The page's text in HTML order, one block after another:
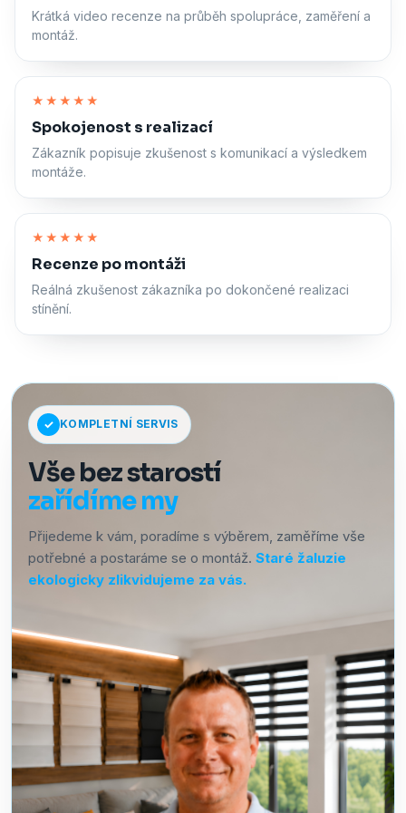
Krátká video recenze na průběh spolupráce, zaměření a
montáž.
★★★★★
Spokojenost s realizací
Zákazník popisuje zkušenost s komunikací a výsledkem
montáže.
★★★★★
Recenze po montáži
Reálná zkušenost zákazníka po dokončené realizaci
stínění.
KOMPLETNÍ SERVIS
Vše bez starostí
zařídíme my
Přijedeme k vám, poradíme s výběrem, zaměříme vše
potřebné a postaráme se o montáž. Staré žaluzie
ekologicky zlikvidujeme za vás.